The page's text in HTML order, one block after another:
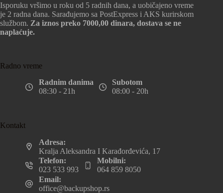
Isporuku vršimo u roku od 5 radnih dana, a uobičajeno vreme
je 2 radna dana. Sarađujemo sa PostExpress i AKS kurirskom
službom. Za iznos preko 7000,00 dinara, dostava se ne
naplaćuje.
Radno vreme
Radnim danima
08:30 - 21h
Subotom
08:00 - 20h
Kontakt
Adresa:
Kralja Aleksandra I Karađorđevića, 17
Telefon:
023 533 993
Mobilni:
064 859 8050
Email:
office@backupshop.rs